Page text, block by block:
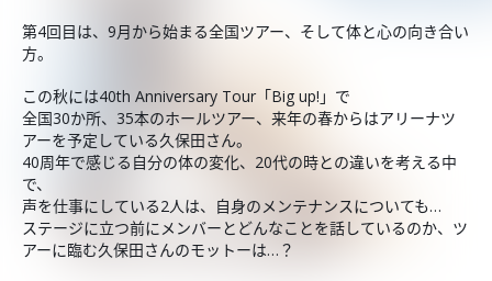
第4回目は、9月から始まる全国ツアー、そして体と心の向き合い
方。
この秋には40th Anniversary Tour「Big up!」で
全国30か所、35本のホールツアー、来年の春からはアリーナツ
アーを予定している久保田さん。
40周年で感じる自分の体の変化、20代の時との違いを考える中
で、
声を仕事にしている2人は、自身のメンテナンスについても…
ステージに立つ前にメンバーとどんなことを話しているのか、ツ
アーに臨む久保田さんのモットーは…？